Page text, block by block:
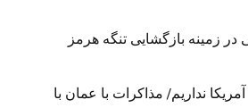
در زمینه بازگشایی تنگه هرمز
نداریم/ مذاکرات با عمان با